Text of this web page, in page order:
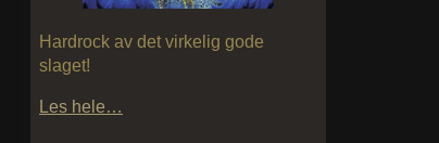
Hardrock av det virkelig gode
slaget!
Les hele…